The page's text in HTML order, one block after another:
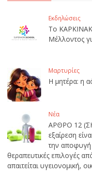
Εκδηλώσεις
Το
Μέλλοντος
Μαρτυρίες
Η μητέρα: η
Νέα
ΑΡΘΡΟ 12
εξαίρεση
την αποφυγή
θεραπευτικές επιλογές
απαιτείται υγειονομική,